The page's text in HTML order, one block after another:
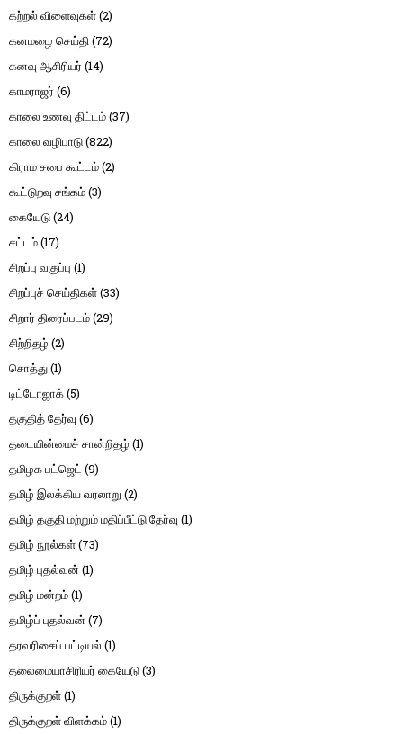
கற்றல் விளைவுகள்(2)
கனமழை செய்தி(72)
கனவு ஆசிரியர் (14)
காமராஜர் (6)
காலை உணவு திட்டம்(37)
காலை வழிபாடு(822)
கிராம சபை கூட்டம்(2)
கூட்டுறவு சங்கம்(3)
கையேடு(24)
சட்டம்(17)
சிறப்பு வகுப்பு (1)
சிறப்புச் செய்திகள்(33)
சிறார் திரைப்படம்(29)
சிற்றிதழ் (2)
சொத்து(1)
டிட்டோஜாக்(5)
தகுதித் தேர்வு (6)
தடையின்மைச் சான்றிதழ் (1)
தமிழக பட்ஜெட் (9)
தமிழ் இலக்கிய வரலாறு (2)
தமிழ் தகுதி மற்றும் மதிப்பீட்டு தேர்வு (1)
தமிழ் நூல்கள்(73)
தமிழ் புதல்வன் (1)
தமிழ் மன்றம்(1)
தமிழ்ப் புதல்வன் (7)
தரவரிசைப் பட்டியல் (1)
தலைமையாசிரியர் கையேடு(3)
திருக்குறள்(1)
திருக்குறள் விளக்கம்(1)